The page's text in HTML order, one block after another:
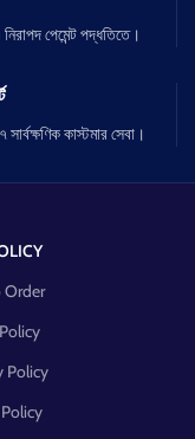
পেমেন্ট পদ্ধতিতে।
কাস্টমার সেবা।
Order
Policy